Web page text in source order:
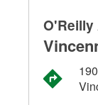
O'Reilly